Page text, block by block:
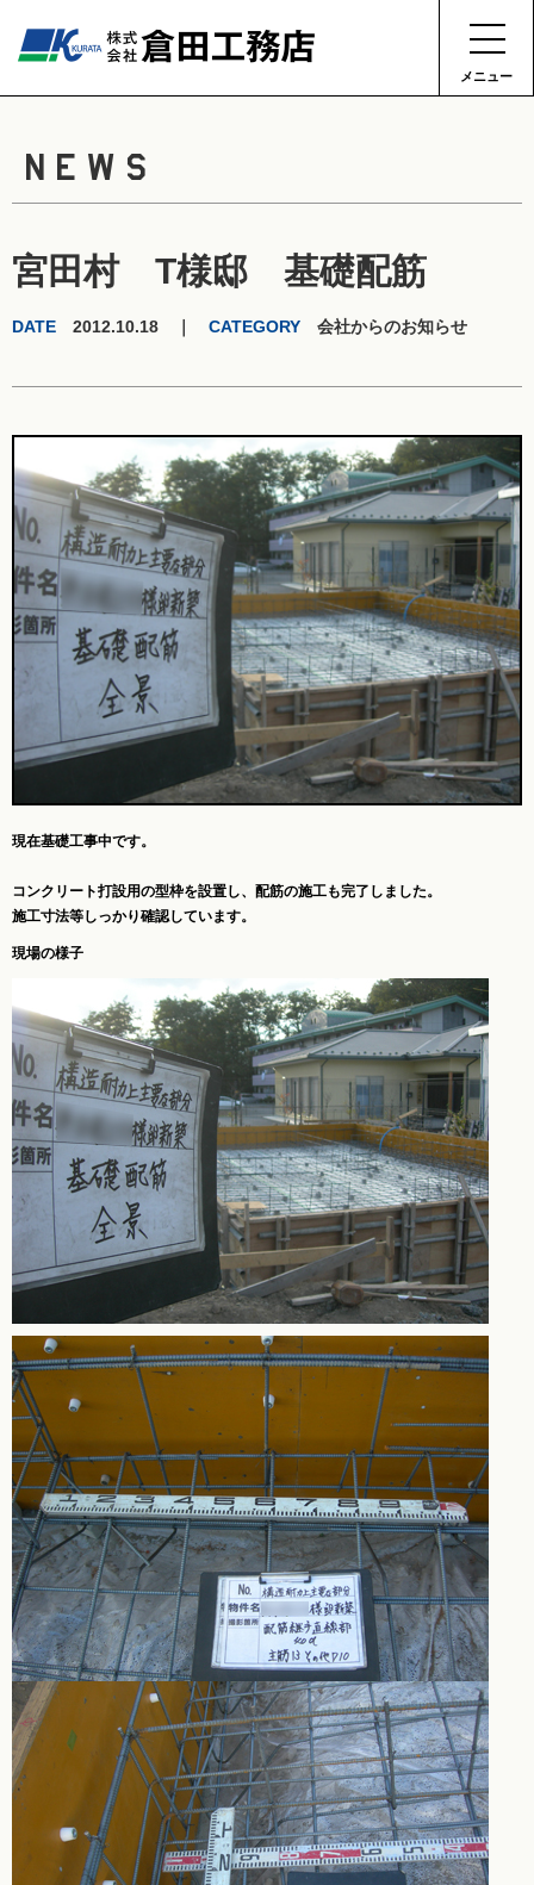
メニュー
NEWS
宮田村 T様邸 基礎配筋
DATE 2012.10.18 ｜ CATEGORY 会社からのお知らせ
現在基礎工事中です。
コンクリート打設用の型枠を設置し、配筋の施工も完了しました。
施工寸法等しっかり確認しています。
現場の様子